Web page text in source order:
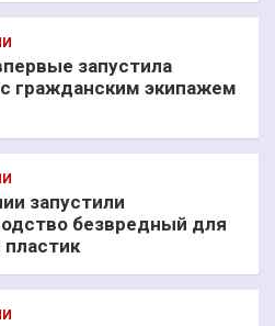
запустила
гражданским экипажем
запустили
безвредный для